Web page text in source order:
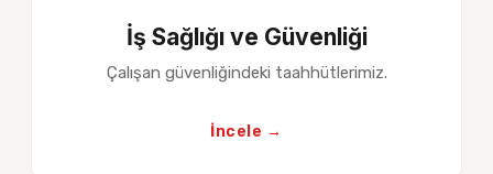
İş Sağlığı ve Güvenliği
Çalışan güvenliğindeki taahhütlerimiz.
İncele →